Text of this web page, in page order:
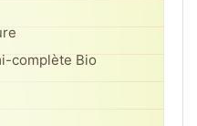
complète Bio